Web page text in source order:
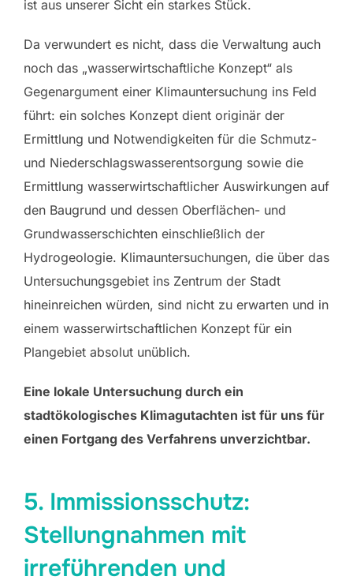
ist aus unserer Sicht ein starkes Stück.
Da verwundert es nicht, dass die Verwaltung auch
noch das „wasserwirtschaftliche Konzept“ als
Gegenargument einer Klimauntersuchung ins Feld
führt: ein solches Konzept dient originär der
Ermittlung und Notwendigkeiten für die Schmutz-
und Niederschlagswasserentsorgung sowie die
Ermittlung wasserwirtschaftlicher Auswirkungen auf
den Baugrund und dessen Oberflächen- und
Grundwasserschichten einschließlich der
Hydrogeologie. Klimauntersuchungen, die über das
Untersuchungsgebiet ins Zentrum der Stadt
hineinreichen würden, sind nicht zu erwarten und in
einem wasserwirtschaftlichen Konzept für ein
Plangebiet absolut unüblich.
Eine lokale Untersuchung durch ein
stadtökologisches Klimagutachten ist für uns für
einen Fortgang des Verfahrens unverzichtbar.
5. Immissionsschutz:
Stellungnahmen mit
irreführenden und